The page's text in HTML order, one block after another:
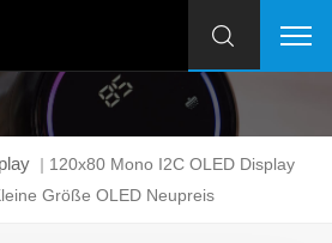
| 120x80 Mono I2C OLED Display
Größe OLED Neupreis